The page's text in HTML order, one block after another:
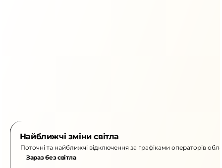
Найближчі зміни світла
Поточні та найближчі відключення за графіками операторів
Зараз без світла